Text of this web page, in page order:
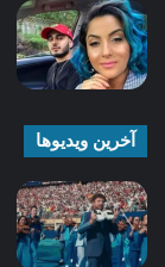
آخرین ویدیوها